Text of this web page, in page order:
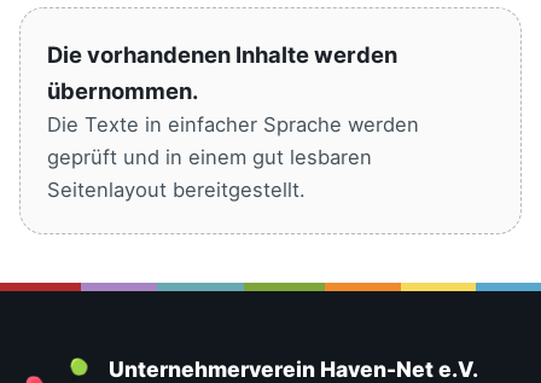
Die vorhandenen Inhalte werden
übernommen.
Die Texte in einfacher Sprache werden
geprüft und in einem gut lesbaren
Seitenlayout bereitgestellt.
Unternehmerverein Haven-Net e.V.